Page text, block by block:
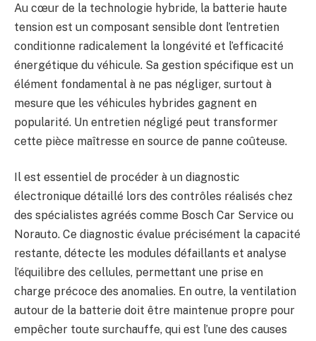
Au cœur de la technologie hybride, la batterie haute
tension est un composant sensible dont l’entretien
conditionne radicalement la longévité et l’efficacité
énergétique du véhicule. Sa gestion spécifique est un
élément fondamental à ne pas négliger, surtout à
mesure que les véhicules hybrides gagnent en
popularité. Un entretien négligé peut transformer
cette pièce maîtresse en source de panne coûteuse.
Il est essentiel de procéder à un diagnostic
électronique détaillé lors des contrôles réalisés chez
des spécialistes agréés comme Bosch Car Service ou
Norauto. Ce diagnostic évalue précisément la capacité
restante, détecte les modules défaillants et analyse
l’équilibre des cellules, permettant une prise en
charge précoce des anomalies. En outre, la ventilation
autour de la batterie doit être maintenue propre pour
empêcher toute surchauffe, qui est l’une des causes